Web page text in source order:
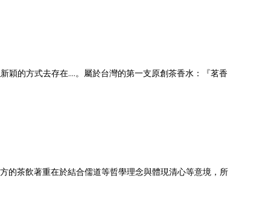
穎的方式去存在....。屬於台灣的第一支原創茶香水：『茗香
的茶飲著重在於結合儒道等哲學理念與體現清心等意境，所